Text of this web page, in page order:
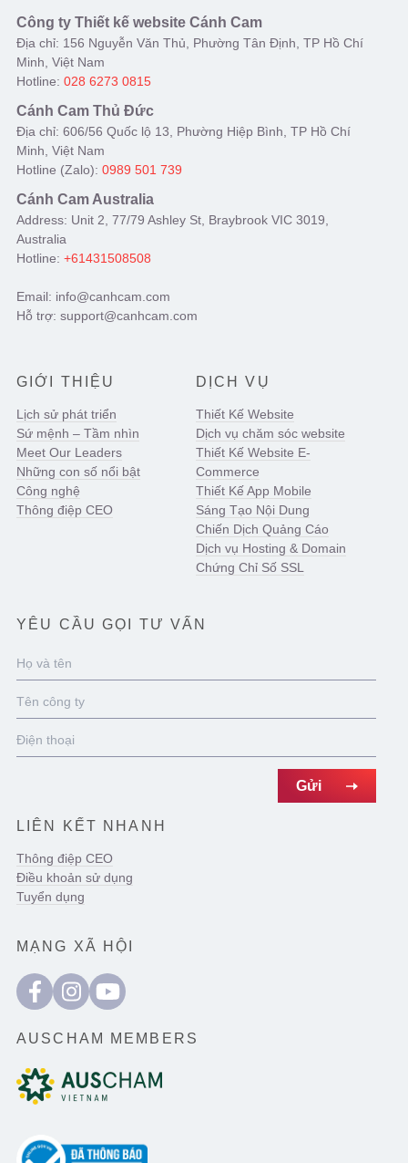
Công ty Thiết kế website Cánh Cam
Địa chỉ: 156 Nguyễn Văn Thủ, Phường Tân Định, TP Hồ Chí
Minh, Việt Nam
Hotline: 028 6273 0815
Cánh Cam Thủ Đức
Địa chỉ: 606/56 Quốc lộ 13, Phường Hiệp Bình, TP Hồ Chí
Minh, Việt Nam
Hotline (Zalo): 0989 501 739
Cánh Cam Australia
Address: Unit 2, 77/79 Ashley St, Braybrook VIC 3019,
Australia
Hotline: +61431508508
Email: info@canhcam.com
Hỗ trợ: support@canhcam.com
GIỚI THIỆU
Lịch sử phát triển
Sứ mệnh – Tầm nhìn
Meet Our Leaders
Những con số nổi bật
Công nghệ
Thông điệp CEO
DỊCH VỤ
Thiết Kế Website
Dịch vụ chăm sóc website
Thiết Kế Website E-
Commerce
Thiết Kế App Mobile
Sáng Tạo Nội Dung
Chiến Dịch Quảng Cáo
Dịch vụ Hosting & Domain
Chứng Chỉ Số SSL
YÊU CẦU GỌI TƯ VẤN
LIÊN KẾT NHANH
Thông điệp CEO
Điều khoản sử dụng
Tuyển dụng
MẠNG XÃ HỘI
AUSCHAM MEMBERS